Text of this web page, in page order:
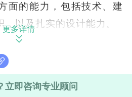
面的能力，包括技术、建
以及扎实的设计能力。
于德国南部的慕尼黑
精神和高质量的教育成为
更多详情
立即咨询专业顾问